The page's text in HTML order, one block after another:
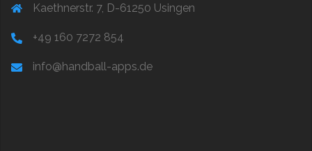
Kaethnerstr. 7, D-61250 Usingen
+49 160 7272 854
info@handball-apps.de